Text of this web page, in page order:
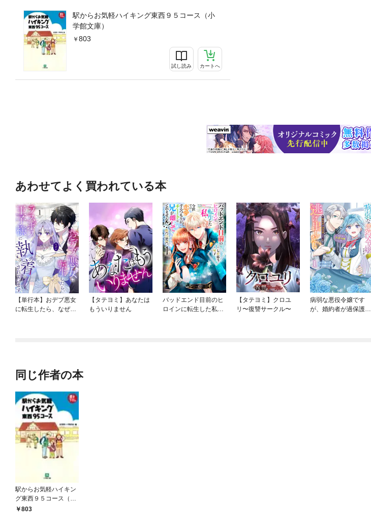
駅からお気軽ハイキング東西９５コース（小
学館文庫）
803
試し読み カートへ
あわせてよく買われている本
【単行本】おデブ悪女
に転生したら、なぜか
【タテヨミ】あなたは
もういりません
バッドエンド目前のヒ
ロインに転生した私、
【タテヨミ】クロユ
リ〜復讐サークル〜
病弱な悪役令嬢です
が、婚約者が過保護す
同じ作者の本
駅からお気軽ハイキン
グ東西９５コース（小
学館文庫）
803